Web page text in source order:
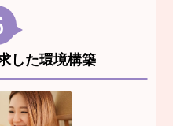
した環境構築